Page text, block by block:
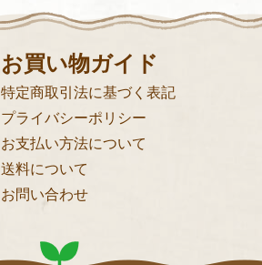
お買い物ガイド
特定商取引法に基づく表記
プライバシーポリシー
お支払い方法について
送料について
お問い合わせ